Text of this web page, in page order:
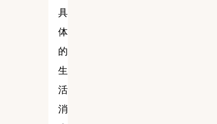
具
体
的
生
活
消